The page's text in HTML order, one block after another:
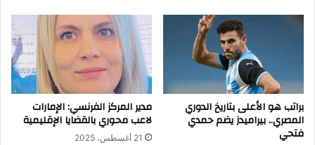
براتب هو الأعلى بتاريخ الدوري
المصري.. بيراميدز يضم حمدي
فتحي
مدير المركز الفرنسي: الإمارات
لاعب محوري بالقضايا الإقليمية
21 أغسطس، 2025